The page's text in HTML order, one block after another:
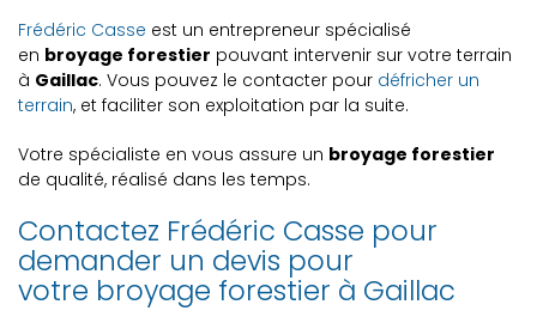
Frédéric Casse est un entrepreneur spécialisé
en broyage forestier pouvant intervenir sur votre terrain
à Gaillac. Vous pouvez le contacter pour défricher un
terrain, et faciliter son exploitation par la suite.
Votre spécialiste en vous assure un broyage forestier
de qualité, réalisé dans les temps.
Contactez Frédéric Casse pour
demander un devis pour
votre broyage forestier à Gaillac